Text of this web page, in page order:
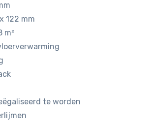
€ 37,95.
122 mm
m²
te worden